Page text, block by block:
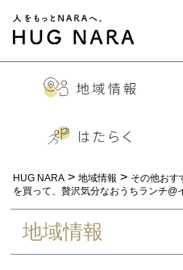
HUG NARA > 地域情報 > その他おす
を買って、贅沢気分なおうちランチ@
地域情報